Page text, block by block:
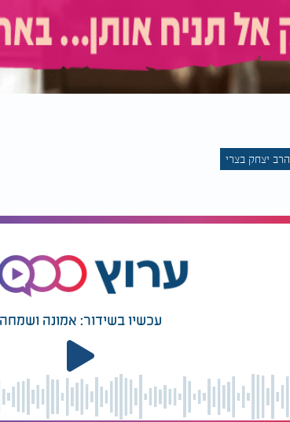
הרב יצחק בצרי
עכשיו בשידור: אמונה ושמחה